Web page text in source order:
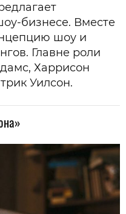
бизнесе. Вместе
шоу и
Главне роли
Харрисон
Уилсон.